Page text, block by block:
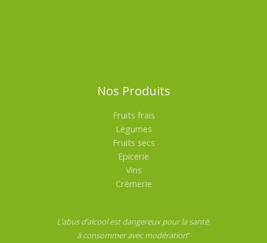
Nos Produits
Fruits frais
Légumes
Fruits secs
Epicerie
Vins
Crèmerie
L’abus d’alcool est dangereux pour la santé,
à consommer avec modération”